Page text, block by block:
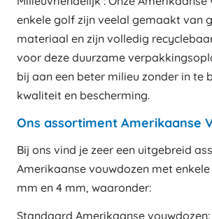
enkele golf zijn veelal gemaakt van
materiaal en zijn volledig
voor deze duurzame
bij aan een beter milieu zonder in te
kwaliteit en bescherming.
Ons assortiment Amerikaanse
Bij ons vind je zeer een uitgebreid
Amerikaanse vouwdozen met
mm en 4 mm, waaronder:
Standaard Amerikaanse